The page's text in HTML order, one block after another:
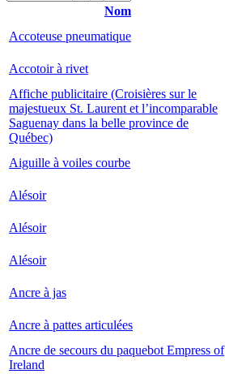
Nom
Accoteuse pneumatique
Accotoir à rivet
Affiche publicitaire (Croisières sur le
majestueux St. Laurent et l’incomparable
Saguenay dans la belle province de
Québec)
Aiguille à voiles courbe
Alésoir
Alésoir
Alésoir
Ancre à jas
Ancre à pattes articulées
Ancre de secours du paquebot Empress of
Ireland